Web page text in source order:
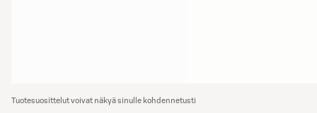
Tuotesuosittelut voivat näkyä sinulle kohdennetusti